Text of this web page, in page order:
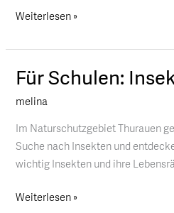
Weiterlesen »
Für Schulen:
melina
Im Naturschutzgebiet Thurauen
Suche nach Insekten und
wichtig Insekten und ihre
Für
Insekten
Weiterlesen »